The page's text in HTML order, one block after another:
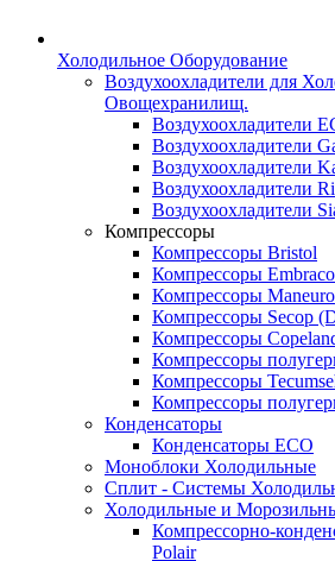
Холодильное Оборудование
Воздухоохладители для
Овощехранилищ.
Воздухоохладители
Воздухоохладители
Воздухоохладители
Воздухоохладители
Воздухоохладители
Компрессоры
Компрессоры Bristol
Компрессоры
Компрессоры
Компрессоры Secop
Компрессоры
Компрессоры
Компрессоры
Компрессоры
Конденсаторы
Конденсаторы ECO
Моноблоки Холодильные
Сплит - Системы
Холодильные и
Компрессорно-
Polair